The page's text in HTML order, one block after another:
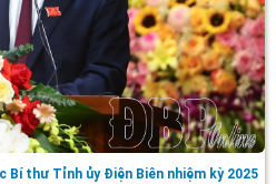
Bí thư Tỉnh ủy Điện Biên nhiệm kỳ 2025